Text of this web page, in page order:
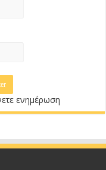
ενημέρωση